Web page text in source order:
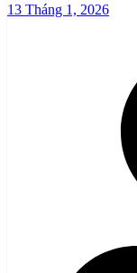
13 Tháng 1, 2026